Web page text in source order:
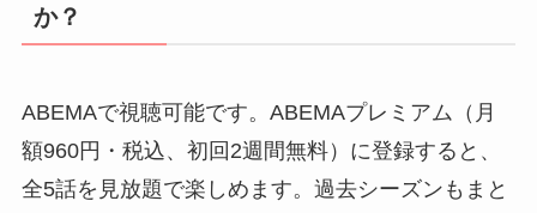
か？
ABEMAで視聴可能です。ABEMAプレミアム（月
額960円・税込、初回2週間無料）に登録すると、
全5話を見放題で楽しめます。過去シーズンもまと